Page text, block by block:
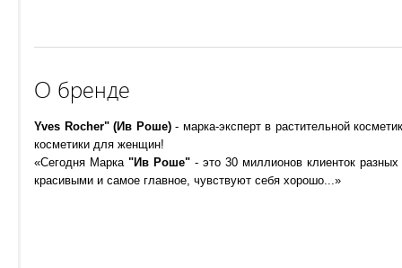
О бренде
Yves Rocher" (Ив Роше)- марка-эксперт в растительной
косметики для женщин!
«Сегодня Марка "Ив Роше" - это 30 миллионов клиенток
красивыми и самое главное, чувствуют себя хорошо...»